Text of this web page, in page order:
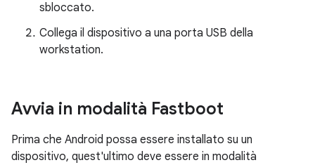
sbloccato.
Collega il dispositivo a una porta USB della
workstation.
Avvia in modalità Fastboot
Prima che Android possa essere installato su un
dispositivo, quest'ultimo deve essere in modalità